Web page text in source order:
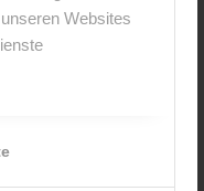
Websites